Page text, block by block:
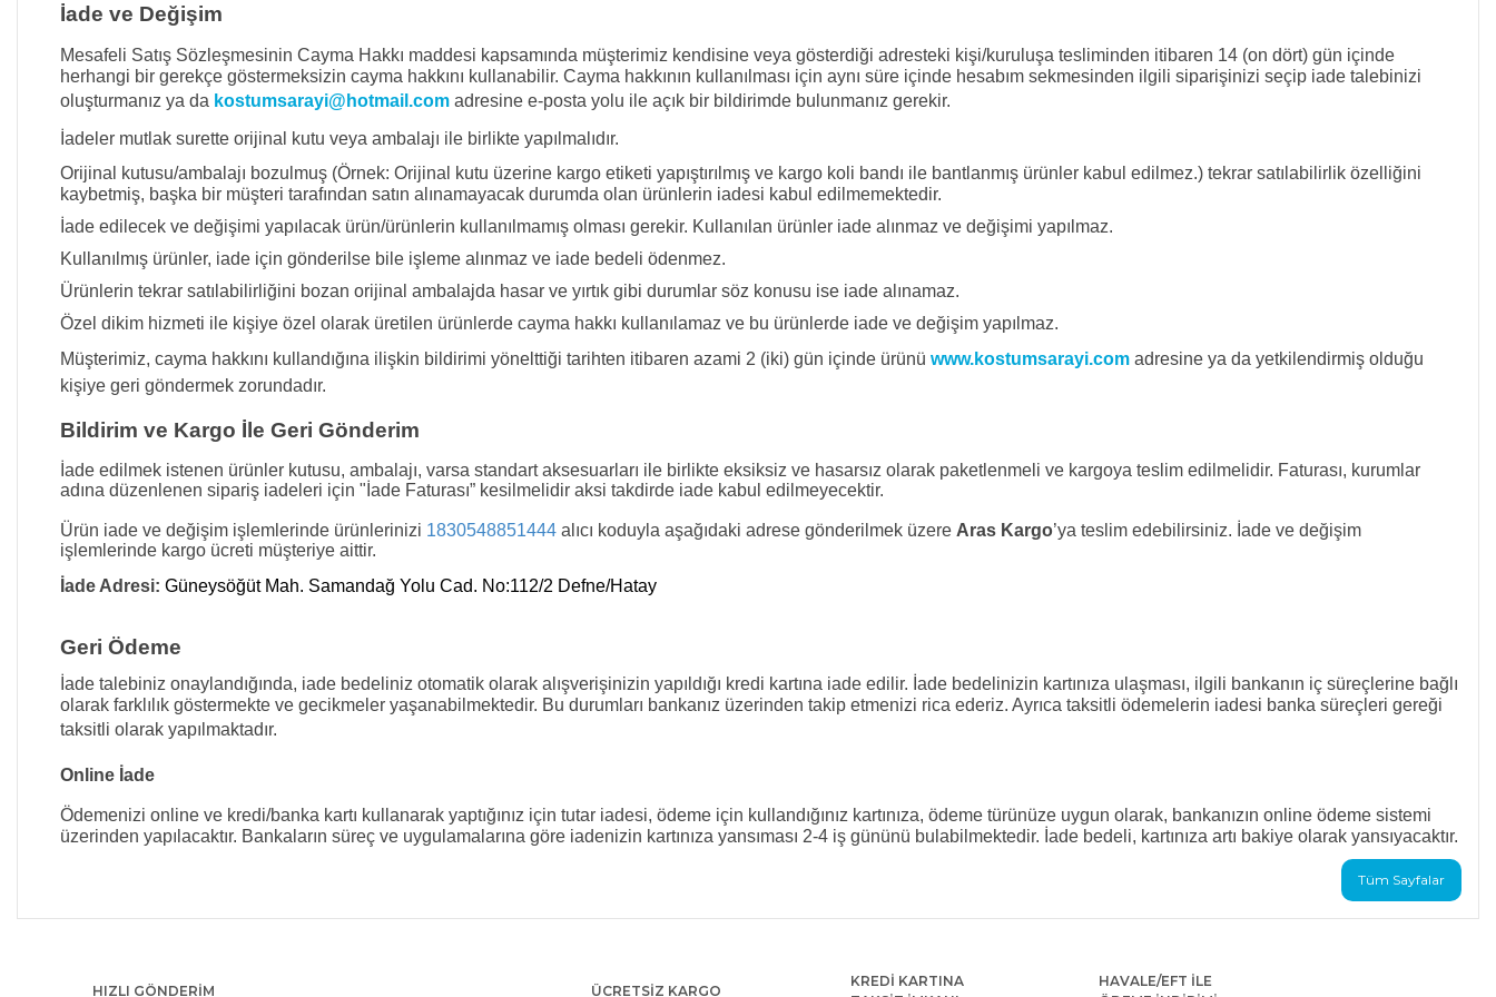
İade ve Değişim
Mesafeli Satış Sözleşmesinin Cayma Hakkı maddesi kapsamında müşterimiz kendisine veya gösterdiği adresteki kişi/kuruluşa tesliminden itibaren 14 (on dört) gün içinde
herhangi bir gerekçe göstermeksizin cayma hakkını kullanabilir. Cayma hakkının kullanılması için aynı süre içinde hesabım sekmesinden ilgili siparişinizi seçip iade talebinizi
oluşturmanız ya da kostumsarayi@hotmail.com adresine e-posta yolu ile açık bir bildirimde bulunmanız gerekir.
İadeler mutlak surette orijinal kutu veya ambalajı ile birlikte yapılmalıdır.
Orijinal kutusu/ambalajı bozulmuş (Örnek: Orijinal kutu üzerine kargo etiketi yapıştırılmış ve kargo koli bandı ile bantlanmış ürünler kabul edilmez.) tekrar satılabilirlik özelliğini
kaybetmiş, başka bir müşteri tarafından satın alınamayacak durumda olan ürünlerin iadesi kabul edilmemektedir.
İade edilecek ve değişimi yapılacak ürün/ürünlerin kullanılmamış olması gerekir. Kullanılan ürünler iade alınmaz ve değişimi yapılmaz.
Kullanılmış ürünler, iade için gönderilse bile işleme alınmaz ve iade bedeli ödenmez.
Ürünlerin tekrar satılabilirliğini bozan orijinal ambalajda hasar ve yırtık gibi durumlar söz konusu ise iade alınamaz.
Özel dikim hizmeti ile kişiye özel olarak üretilen ürünlerde cayma hakkı kullanılamaz ve bu ürünlerde iade ve değişim yapılmaz.
Müşterimiz, cayma hakkını kullandığına ilişkin bildirimi yönelttiği tarihten itibaren azami 2 (iki) gün içinde ürünü www.kostumsarayi.com adresine ya da yetkilendirmiş olduğu
kişiye geri göndermek zorundadır.
Bildirim ve Kargo İle Geri Gönderim
İade edilmek istenen ürünler kutusu, ambalajı, varsa standart aksesuarları ile birlikte eksiksiz ve hasarsız olarak paketlenmeli ve kargoya teslim edilmelidir. Faturası, kurumlar
adına düzenlenen sipariş iadeleri için "İade Faturası” kesilmelidir aksi takdirde iade kabul edilmeyecektir.
Ürün iade ve değişim işlemlerinde ürünlerinizi 1830548851444 alıcı koduyla aşağıdaki adrese gönderilmek üzere Aras Kargo’ya teslim edebilirsiniz. İade ve değişim
işlemlerinde kargo ücreti müşteriye aittir.
İade Adresi: Güneysöğüt Mah. Samandağ Yolu Cad. No:112/2 Defne/Hatay
Geri Ödeme
İade talebiniz onaylandığında, iade bedeliniz otomatik olarak alışverişinizin yapıldığı kredi kartına iade edilir. İade bedelinizin kartınıza ulaşması, ilgili bankanın iç süreçlerine bağlı
olarak farklılık göstermekte ve gecikmeler yaşanabilmektedir. Bu durumları bankanız üzerinden takip etmenizi rica ederiz. Ayrıca taksitli ödemelerin iadesi banka süreçleri gereği
taksitli olarak yapılmaktadır.
Online İade
Ödemenizi online ve kredi/banka kartı kullanarak yaptığınız için tutar iadesi, ödeme için kullandığınız kartınıza, ödeme türünüze uygun olarak, bankanızın online ödeme sistemi
üzerinden yapılacaktır. Bankaların süreç ve uygulamalarına göre iadenizin kartınıza yansıması 2-4 iş gününü bulabilmektedir. İade bedeli, kartınıza artı bakiye olarak yansıyacaktır.
Tüm Sayfalar
HIZLI GÖNDERİM ÜCRETSİZ KARGO
KREDİ KARTINA
HAVALE/EFT İLE